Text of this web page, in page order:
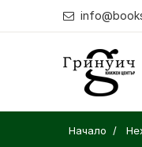
Начало